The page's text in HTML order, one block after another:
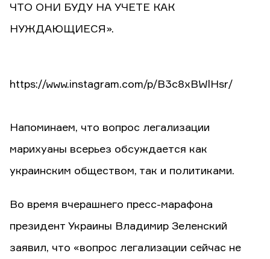
ЧТО ОНИ БУДУ НА УЧЕТЕ КАК
НУЖДАЮЩИЕСЯ».
https://www.instagram.com/p/B3c8xBWlHsr/
Напоминаем, что вопрос легализации
марихуаны всерьез обсуждается как
украинским обществом, так и политиками.
Во время вчерашнего пресс-марафона
президент Украины Владимир Зеленский
заявил, что «вопрос легализации сейчас не